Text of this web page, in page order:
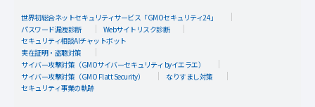
世界初総合ネットセキュリティサービス「GMOセキュリティ24」
パスワード漏洩診断
Webサイトリスク診断
セキュリティ相談AIチャットボット
実在証明・盗聴対策
サイバー攻撃対策（GMOサイバーセキュリティ byイエラエ）
サイバー攻撃対策（GMO Flatt Security）
なりすまし対策
セキュリティ事業の軌跡